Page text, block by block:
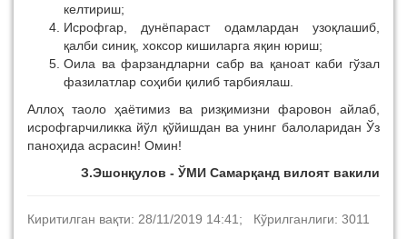
келтириш;
Исрофгар, дунёпараст одамлардан узоқлашиб,
қалби синиқ, хоксор кишиларга яқин юриш;
Оила ва фарзандларни сабр ва қаноат каби гўзал
фазилатлар соҳиби қилиб тарбиялаш.
Аллоҳ таоло ҳаётимиз ва ризқимизни фаровон айлаб,
исрофгарчиликка йўл қўйишдан ва унинг балоларидан Ўз
паноҳида асрасин! Омин!
З.Эшонқулов - ЎМИ Самарқанд вилоят вакили
Киритилган вақти: 28/11/2019 14:41; Кўрилганлиги: 3011